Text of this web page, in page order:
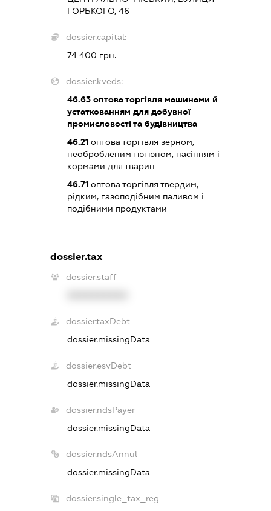
ГОРЬКОГО, 46
dossier.capital:
74 400 грн.
dossier.kveds:
46.63 оптова торгівля машинами й
устаткованням для добувної
промисловості та будівництва
46.21 оптова торгівля зерном,
необробленим тютюном, насінням і
кормами для тварин
46.71 оптова торгівля твердим,
рідким, газоподібним паливом і
подібними продуктами
dossier.tax
dossier.staff
dossier.taxDebt
dossier.missingData
dossier.esvDebt
dossier.missingData
dossier.ndsPayer
dossier.missingData
dossier.ndsAnnul
dossier.missingData
dossier.single_tax_reg